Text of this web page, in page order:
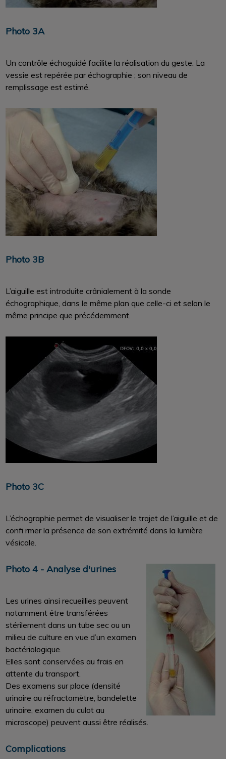
Photo 3A
Un contrôle échoguidé facilite la réalisation du geste. La
vessie est repérée par échographie ; son niveau de
remplissage est estimé.
Photo 3B
L’aiguille est introduite crânialement à la sonde
échographique, dans le même plan que celle-ci et selon le
même principe que précédemment.
Photo 3C
L’échographie permet de visualiser le trajet de l’aiguille et de
confi rmer la présence de son extrémité dans la lumière
vésicale.
Photo 4 - Analyse d'urines
Les urines ainsi recueillies peuvent
notamment être transférées
stérilement dans un tube sec ou un
milieu de culture en vue d’un examen
bactériologique.
Elles sont conservées au frais en
attente du transport.
Des examens sur place (densité
urinaire au réfractomètre, bandelette
urinaire, examen du culot au
microscope) peuvent aussi être réalisés.
Complications